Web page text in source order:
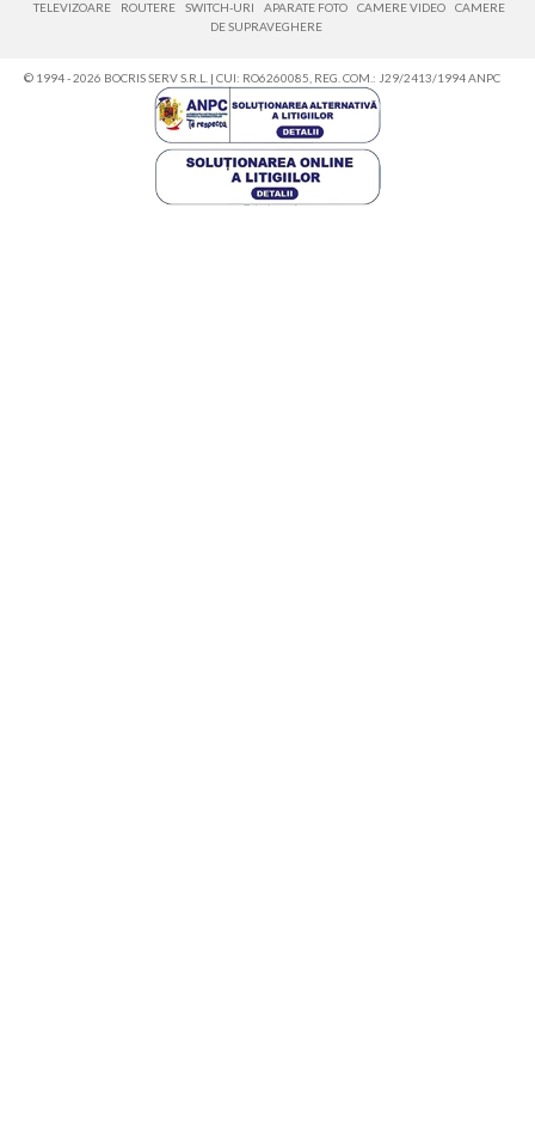
TELEVIZOARE
ROUTERE SWITCH-URI APARATE FOTO CAMERE VIDEO
CAMERE
DE SUPRAVEGHERE
© 1994 - 2026 BOCRIS SERV S.R.L. | CUI: RO6260085, REG. COM.: J29/2413/1994ANPC